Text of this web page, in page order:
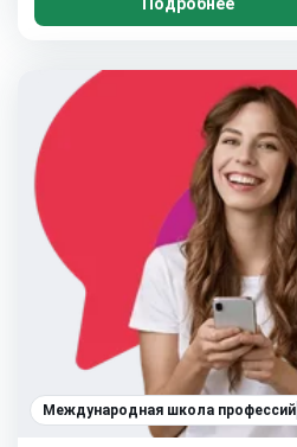
Международная школа профессий